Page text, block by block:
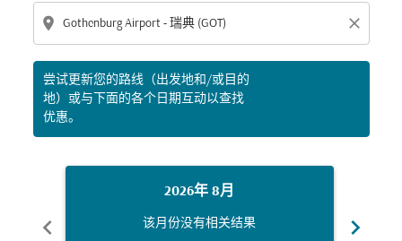
location_on close
尝试更新您的路线（出发地和/或目的
地）或与下面的各个日期互动以查找
优惠。
chevron_left
2026年 8月
该月份没有相关结果 chevron_right